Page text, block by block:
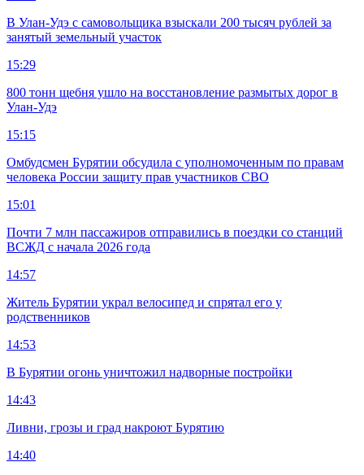
В Улан-Удэ с самовольщика взыскали 200 тысяч рублей за
занятый земельный участок
15:29
800 тонн щебня ушло на восстановление размытых дорог в
Улан-Удэ
15:15
Омбудсмен Бурятии обсудила с уполномоченным по правам
человека России защиту прав участников СВО
15:01
Почти 7 млн пассажиров отправились в поездки со станций
ВСЖД с начала 2026 года
14:57
Житель Бурятии украл велосипед и спрятал его у
родственников
14:53
В Бурятии огонь уничтожил надворные постройки
14:43
Ливни, грозы и град накроют Бурятию
14:40